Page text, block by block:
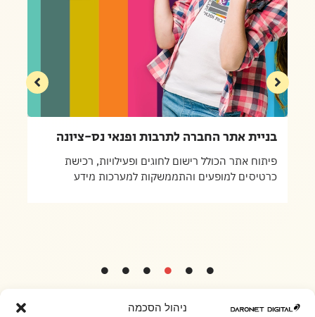
ניהול הסכמה
בניית אתר החברה לתרבות ופנאי נס-ציונה
פיתוח אתר הכולל רישום לחוגים ופעילויות, רכישת
כרטיסים למופעים והתממשקות למערכות מידע